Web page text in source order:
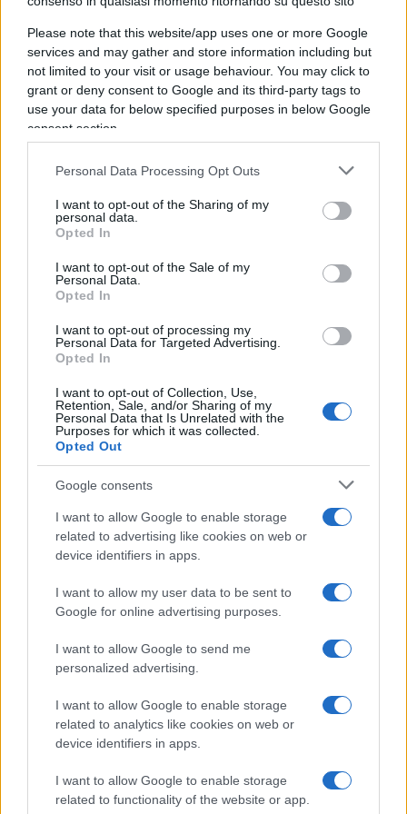
Please note that this website/app uses one or more Google
services and may gather and store information including but
not limited to your visit or usage behaviour. You may click to
grant or deny consent to Google and its third-party tags to
use your data for below specified purposes in below Google
consent section.
Personal Data Processing Opt Outs
I want to opt-out of the Sharing of my
personal data.
Opted In
I want to opt-out of the Sale of my
Personal Data.
Opted In
I want to opt-out of processing my
Personal Data for Targeted Advertising.
Opted In
I want to opt-out of Collection, Use,
Retention, Sale, and/or Sharing of my
Personal Data that Is Unrelated with the
Purposes for which it was collected.
Opted Out
Google consents
I want to allow Google to enable storage
related to advertising like cookies on web or
device identifiers in apps.
I want to allow my user data to be sent to
Google for online advertising purposes.
I want to allow Google to send me
personalized advertising.
I want to allow Google to enable storage
related to analytics like cookies on web or
device identifiers in apps.
I want to allow Google to enable storage
related to functionality of the website or app.
detenere i funzionari che rischiano un mandato
d’arresto, mettendoin difficoltà molti alleati di
Israele.
Se approvati dalla Corte, i mandati di arresto per
Netanyahu e Gallant potrebbero
complicare
combattere la guerra. E pure i negoziati:
funzionari israeliani hanno avvertito che
l’emissione dei mandati di arresto potrebbe
vanificare gli sforzi per porre fine al conflitto
ostaggi detenuti daHamas. Paradossalmente, ora
Hamasche potrebbe ben dire di non voler
trattare con criminali ricercati.
La prima pietra da Biden
L’amministrazione Biden si è opposta a un’azione
della Corte penale internazionale contro i leader
israeliani, affermando di non ritenere che la Corte
abbia la giurisdizione per decidere sul caso. L’ex
John Bolton
chiedesanzioni, così come le chiedono diversi
La Corte Penale Internazionale ha dimostrato la sua
fondamentale illegittimitàchiedendo mandati di
arresto contro funzionari israeliani nel bel mezzo di
una guerra. Per aiutare il nostro alleato Israele, gli
Stati Uniti dovrebbero prendere provvedimenti sia al